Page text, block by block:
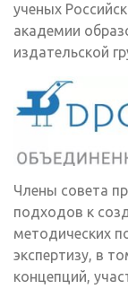
ученых
академии
издательской
Члены совета
подходов к
методических
экспертизу, в
концепций,